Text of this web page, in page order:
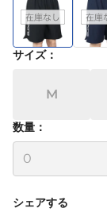
サイズ：
M
数量：
シェアする